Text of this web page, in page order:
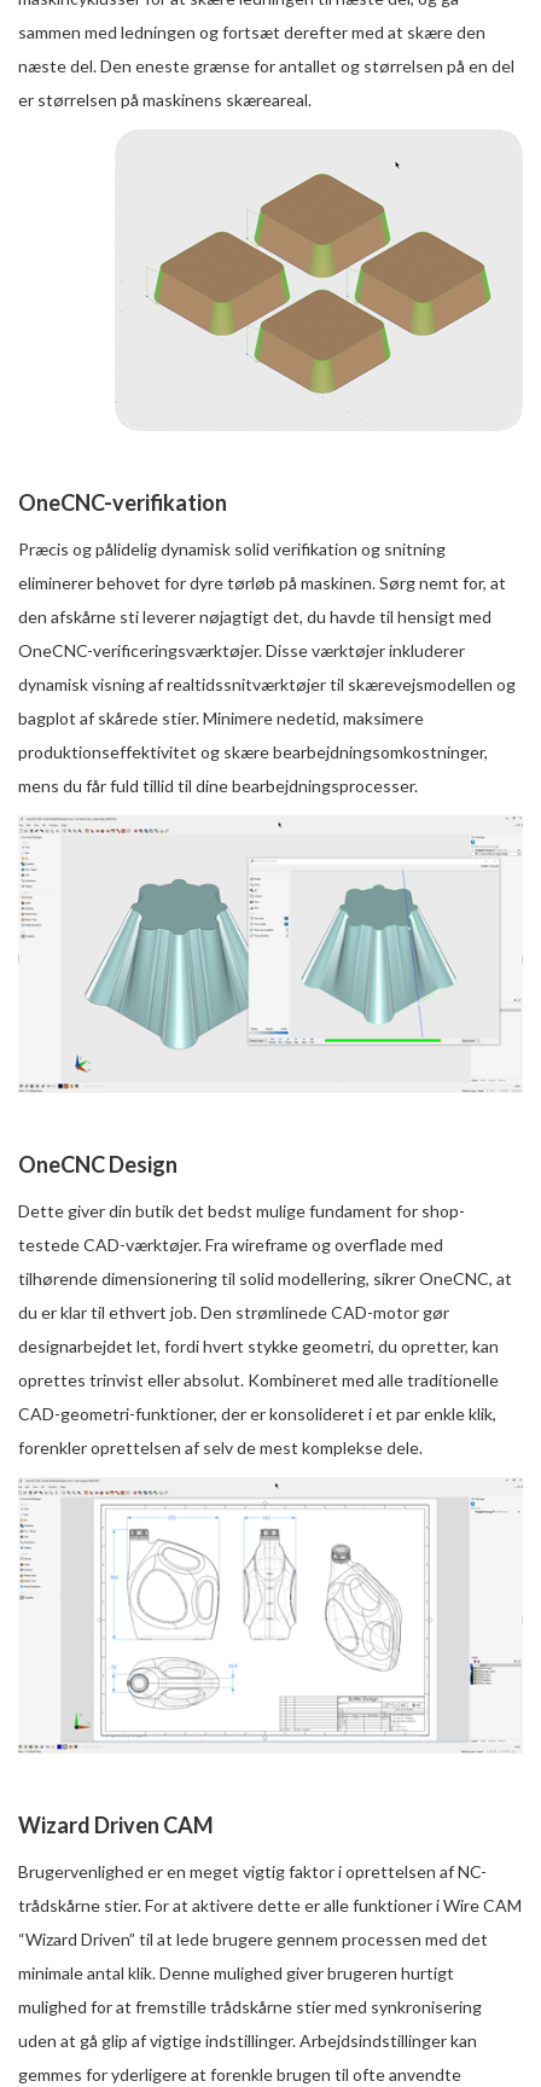
sammen med ledningen og fortsæt derefter med at skære den
næste del. Den eneste grænse for antallet og størrelsen på en del
er størrelsen på maskinens skæreareal.
OneCNC-verifikation
Præcis og pålidelig dynamisk solid verifikation og snitning
eliminerer behovet for dyre tørløb på maskinen. Sørg nemt for, at
den afskårne sti leverer nøjagtigt det, du havde til hensigt med
OneCNC-verificeringsværktøjer. Disse værktøjer inkluderer
dynamisk visning af realtidssnitværktøjer til skærevejsmodellen og
bagplot af skårede stier. Minimere nedetid, maksimere
produktionseffektivitet og skære bearbejdningsomkostninger,
mens du får fuld tillid til dine bearbejdningsprocesser.
OneCNC Design
Dette giver din butik det bedst mulige fundament for shop-
testede CAD-værktøjer. Fra wireframe og overflade med
tilhørende dimensionering til solid modellering, sikrer OneCNC, at
du er klar til ethvert job. Den strømlinede CAD-motor gør
designarbejdet let, fordi hvert stykke geometri, du opretter, kan
oprettes trinvist eller absolut. Kombineret med alle traditionelle
CAD-geometri-funktioner, der er konsolideret i et par enkle klik,
forenkler oprettelsen af selv de mest komplekse dele.
Wizard Driven CAM
Brugervenlighed er en meget vigtig faktor i oprettelsen af NC-
trådskårne stier. For at aktivere dette er alle funktioner i Wire CAM
“Wizard Driven” til at lede brugere gennem processen med det
minimale antal klik. Denne mulighed giver brugeren hurtigt
mulighed for at fremstille trådskårne stier med synkronisering
uden at gå glip af vigtige indstillinger. Arbejdsindstillinger kan
gemmes for yderligere at forenkle brugen til ofte anvendte